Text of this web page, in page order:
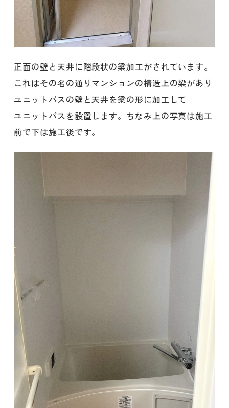
正面の壁と天井に階段状の梁加工がされています。
これはその名の通りマンションの構造上の梁があり
ユニットバスの壁と天井を梁の形に加工して
ユニットバスを設置します。ちなみ上の写真は施工
前で下は施工後です。